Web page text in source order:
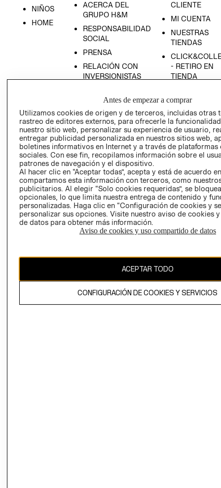
NIÑOS
HOME
ACERCA DEL
GRUPO H&M
RESPONSABILIDAD
SOCIAL
PRENSA
RELACIÓN CON
INVERSIONISTAS
EMPRESARIAL
CLIENTE
MI CUENTA
NUESTRAS
TIENDAS
- RETIRO EN
TIENDA
CONDICIONES
AVISO DE
PRIVACIDAD
GIFT CARD
AVISO DE
El contenido de esta página web está protegido por copyright y es
Antes de empezar a comprar
Utilizamos cookies de origen y de terceros, incluidas otras
rastreo de editores externos, para ofrecerle la
nuestro sitio web, personalizar su experiencia de usuario,
entregar publicidad personalizada en nuestros sitios web,
boletines informativos en Internet y a través de plataformas
sociales. Con ese fin, recopilamos información sobre el
patrones de navegación y el dispositivo.
Al hacer clic en “Aceptar todas”, acepta y está de acuerdo
compartamos esta información con terceros, como
publicitarios. Al elegir “Solo cookies requeridas”, se
opcionales, lo que limita nuestra entrega de contenido y
personalizadas. Haga clic en “Configuración de cookies y
personalizar sus opciones. Visite nuestro aviso de cookies
de datos para obtener más información.
Aviso de cookies y uso compartido de datos
ACEPTAR TODO
CONFIGURACIÓN DE COOKIES Y SERVICIOS